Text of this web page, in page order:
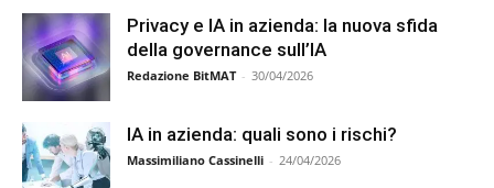
Privacy e IA in azienda: la nuova sfida
della governance sull’IA
Redazione BitMAT - 30/04/2026
IA in azienda: quali sono i rischi?
Massimiliano Cassinelli - 24/04/2026